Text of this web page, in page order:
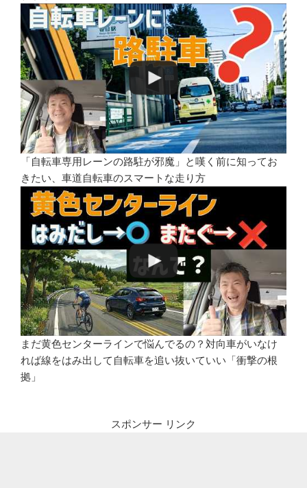
「自転車専用レーンの路駐が邪魔」と嘆く前に知ってお
きたい、車道自転車のスマートな走り方
まだ黄色センターラインで悩んでるの？対向車がいなけ
れば線をはみ出して自転車を追い抜いていい「衝撃の根
拠」
スポンサー リンク